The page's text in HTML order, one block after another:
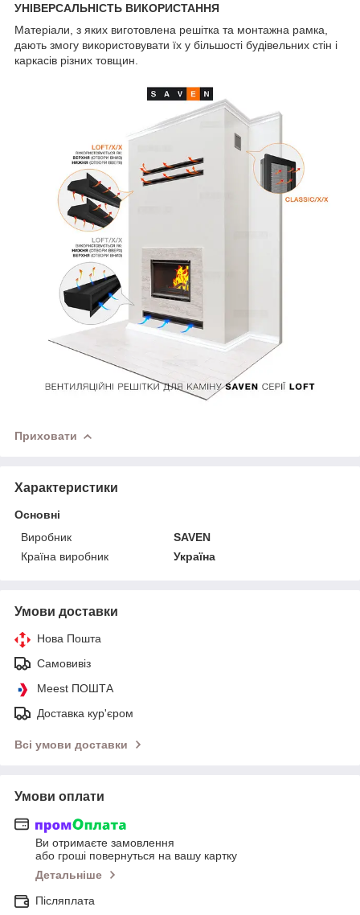
УНІВЕРСАЛЬНІСТЬ ВИКОРИСТАННЯ
Матеріали, з яких виготовлена решітка та монтажна рамка,
дають змогу використовувати їх у більшості будівельних стін і
каркасів різних товщин.
Приховати
Характеристики
Основні
Виробник
SAVEN
Країна виробник
Україна
Умови доставки
Нова Пошта
Самовивіз
Meest ПОШТА
Доставка кур'єром
Всі умови доставки
Умови оплати
Ви отримаєте замовлення
або гроші повернуться на вашу картку
Детальніше
Післяплата